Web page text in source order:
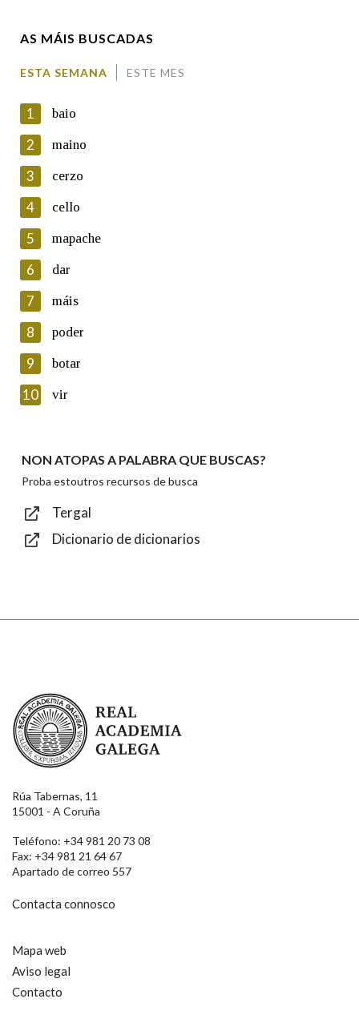
En cumprimento da normativa vixente en materia de
Protección de Datos de Carácter Persoal, a Real Academia
Galega informa a aqueles usuarios que faciliten o seu correo
electrónico, así como calquera outra información de carácter
persoal, que estes datos serán obxecto de tratamento
automatizado de carácter confidencial e incorporados aos seus
ficheiros informáticos. Así mesmo, os usuarios poderán exercer o
seu dereito de acceso, rectificación, oposición e cancelación dos
seus datos poñéndose en contacto connosco.
Lin e acepto as condicións da política de
Introduce o código que aparece na imaxe:
Texto de verificación
AS MÁIS BUSCADAS
ESTA SEMANA ESTE MES
1 baio
2 maino
3 cerzo
4 cello
5 mapache
6 dar
7 máis
8 poder
9 botar
10 vir
NON ATOPAS A PALABRA QUE BUSCAS?
Proba estoutros recursos de busca
Tergal
Dicionario de dicionarios
Real Academia Galega
Rúa Tabernas, 11
15001 - A Coruña
Teléfono: +34 981 20 73 08
Fax: +34 981 21 64 67
Apartado de correo 557
Contacta connosco
Mapa web
Aviso legal
Contacto